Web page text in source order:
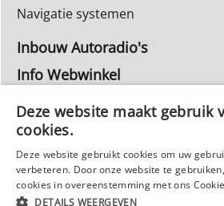
Navigatie systemen
Inbouw Autoradio's
Info Webwinkel
Privacy
Deze website maakt gebruik
cookies.
Deze website gebruikt cookies om uw
verbeteren. Door onze website te
cookies in overeenstemming met ons
DETAILS WEERGEVEN